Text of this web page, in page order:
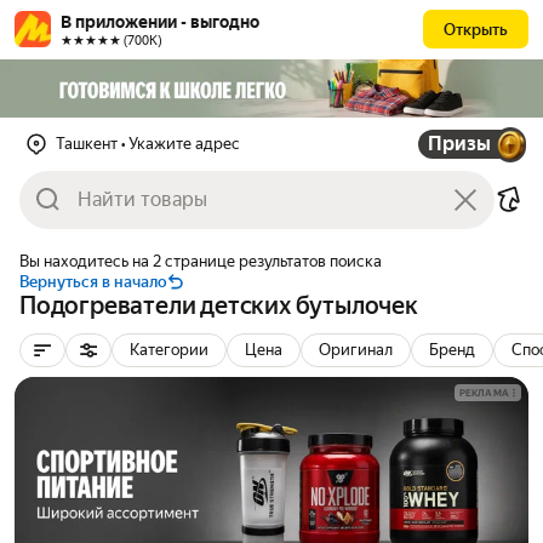
В приложении - выгодно
★★★★★ (700К)
Открыть
Ташкент • Укажите адрес Призы
Вы находитесь на 2 странице результатов поиска
Вернуться в начало
Подогреватели детских бутылочек
Категории Цена Оригинал Бренд
РЕКЛАМА